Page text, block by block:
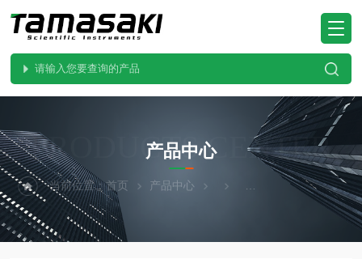
PRODUCTS CENTER
产品中心
当前位置：首页 产品中心 KOMYOKK光明理化